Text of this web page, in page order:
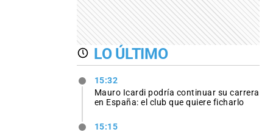
LO ÚLTIMO
15:32
Mauro Icardi podría continuar su carrera
en España: el club que quiere ficharlo
15:15